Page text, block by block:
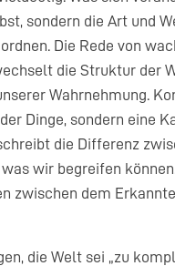
sondern die Art und
Die Rede von
die Struktur der
Wahrnehmung.
Dinge, sondern eine
die Differenz
wir begreifen
zwischen dem
die Welt sei „zu